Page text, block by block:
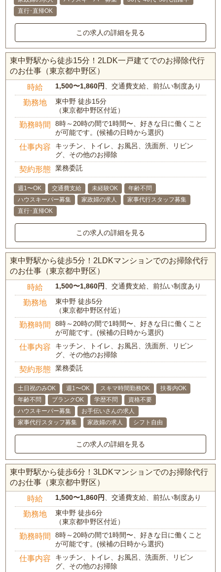
直行･直帰OK
この求人の詳細を見る
東中野駅から徒歩15分！2LDK一戸建てでのお掃除代行
のお仕事（東京都中野区）
時給 1,500〜1,860円 、交通費支給、前払い制度あり
勤務地
東中野 徒歩15分
（東京都中野区付近）
勤務時間
8時～20時の間で1時間〜、好きな日に働くこと
が可能です。(候補の日時から選択)
仕事内容
キッチン、トイレ、お風呂、洗面所、リビン
グ、その他のお掃除
契約形態 業務委託
週1〜OK 交通費支給 未経験OK
年齢不問
ハウスキーパー募集
家政婦の求人
家事代行スタッフ募集
直行･直帰OK
この求人の詳細を見る
東中野駅から徒歩5分！2LDKマンションでのお掃除代行
のお仕事（東京都中野区）
時給 1,500〜1,860円 、交通費支給、前払い制度あり
勤務地
東中野 徒歩5分
（東京都中野区付近）
勤務時間
8時～20時の間で1時間〜、好きな日に働くこと
が可能です。(候補の日時から選択)
仕事内容
キッチン、トイレ、お風呂、洗面所、リビン
グ、その他のお掃除
契約形態 業務委託
土日祝のみOK 週1〜OK スキマ時間勤務OK
扶養内OK
年齢不問
ブランクOK 学歴不問
資格不要
ハウスキーパー募集
お手伝いさんの求人
家事代行スタッフ募集
家政婦の求人 シフト自由
この求人の詳細を見る
東中野駅から徒歩6分！3LDKマンションでのお掃除代行
のお仕事（東京都中野区）
時給 1,500〜1,860円 、交通費支給、前払い制度あり
勤務地
東中野 徒歩6分
（東京都中野区付近）
勤務時間
8時～20時の間で1時間〜、好きな日に働くこと
が可能です。(候補の日時から選択)
仕事内容
キッチン、トイレ、お風呂、洗面所、リビン
グ、その他のお掃除